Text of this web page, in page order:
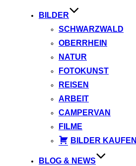
BILDER
SCHWARZWALD
OBERRHEIN
NATUR
FOTOKUNST
REISEN
ARBEIT
CAMPERVAN
FILME
BILDER KAUFEN
BLOG & NEWS